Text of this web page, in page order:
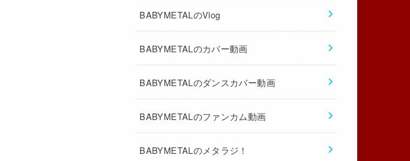
BABYMETALのVlog
BABYMETALのカバー動画
BABYMETALのダンスカバー動画
BABYMETALのファンカム動画
BABYMETALのメタラジ！